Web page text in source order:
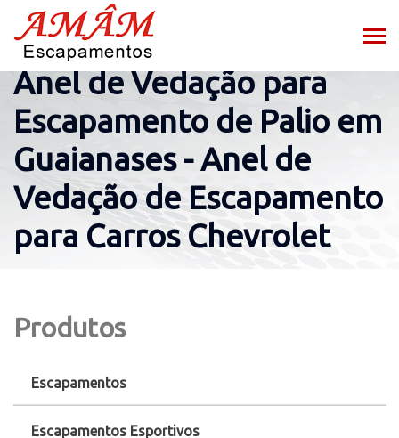
Anel de Vedação para
Escapamento de Palio em
Guaianases - Anel de
Vedação de Escapamento
para Carros Chevrolet
Produtos
Escapamentos
Escapamentos Esportivos